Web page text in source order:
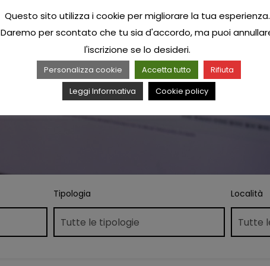
Tipologia Località
Questo sito utilizza i cookie per migliorare la tua esperienza.
Daremo per scontato che tu sia d'accordo, ma puoi
l'iscrizione se lo desideri.
Personalizza cookie Accetta tutto
Rifiuta
Leggi Informativa
Cookie policy